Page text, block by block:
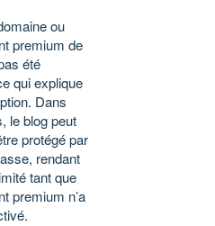
ou
premium de
été
qui explique
Dans
le blog peut
protégé par
rendant
tant que
premium n’a